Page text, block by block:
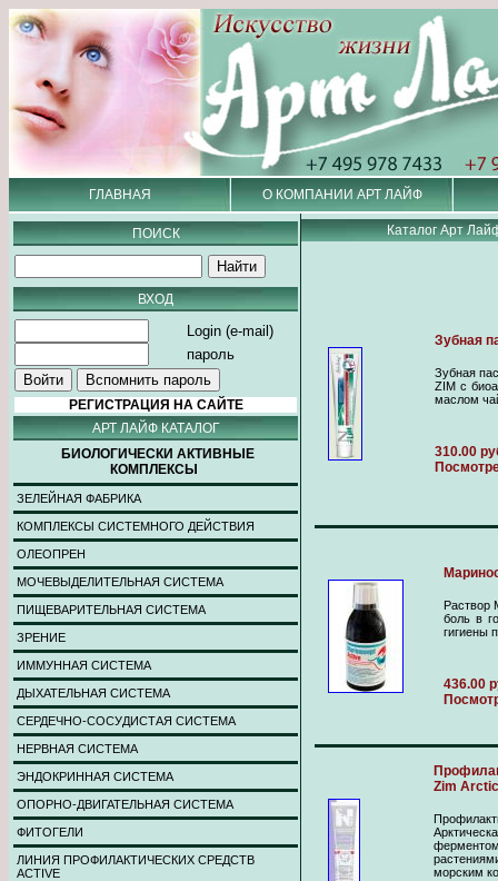
ГЛАВНАЯ О КОМПАНИИ АРТ ЛАЙФ
ПОИСК
ВХОД
Login (e-mail)
пароль
РЕГИСТРАЦИЯ НА САЙТЕ
АРТ ЛАЙФ КАТАЛОГ
БИОЛОГИЧЕСКИ АКТИВНЫЕ
КОМПЛЕКСЫ
ЗЕЛЕЙНАЯ ФАБРИКА
КОМПЛЕКСЫ СИСТЕМНОГО ДЕЙСТВИЯ
ОЛЕОПРЕН
МОЧЕВЫДЕЛИТЕЛЬНАЯ СИСТЕМА
ПИЩЕВАРИТЕЛЬНАЯ СИСТЕМА
ЗРЕНИЕ
ИММУННАЯ СИСТЕМА
ДЫХАТЕЛЬНАЯ СИСТЕМА
СЕРДЕЧНО-СОСУДИСТАЯ СИСТЕМА
НЕРВНАЯ СИСТЕМА
ЭНДОКРИННАЯ СИСТЕМА
ОПОРНО-ДВИГАТЕЛЬНАЯ СИСТЕМА
ФИТОГЕЛИ
ЛИНИЯ ПРОФИЛАКТИЧЕСКИХ СРЕДСТВ
ACTIVE
Каталог Арт
Зубная
Зубная
ZIM с
маслом
310.00
Раствор
боль в
гигиены
436.00
Zim
морским